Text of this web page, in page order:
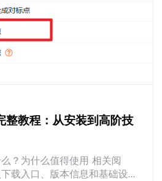
整教程：从安装到高阶技
？为什么值得使用 相关阅
载入口、版本信息和基础设...